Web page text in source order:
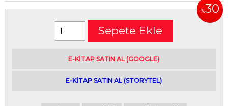
%30
Sepete Ekle
E-KİTAP SATIN AL (GOOGLE)
E-KİTAP SATIN AL (STORYTEL)